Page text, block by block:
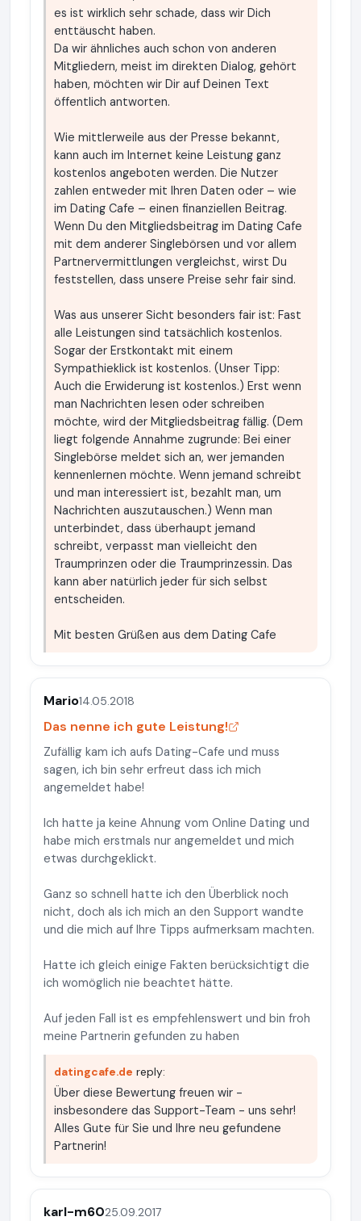
es ist wirklich sehr schade, dass wir Dich
enttäuscht haben.
Da wir ähnliches auch schon von anderen
Mitgliedern, meist im direkten Dialog, gehört
haben, möchten wir Dir auf Deinen Text
öffentlich antworten.
Wie mittlerweile aus der Presse bekannt,
kann auch im Internet keine Leistung ganz
kostenlos angeboten werden. Die Nutzer
zahlen entweder mit Ihren Daten oder – wie
im Dating Cafe – einen finanziellen Beitrag.
Wenn Du den Mitgliedsbeitrag im Dating Cafe
mit dem anderer Singlebörsen und vor allem
Partnervermittlungen vergleichst, wirst Du
feststellen, dass unsere Preise sehr fair sind.
Was aus unserer Sicht besonders fair ist: Fast
alle Leistungen sind tatsächlich kostenlos.
Sogar der Erstkontakt mit einem
Sympathieklick ist kostenlos. (Unser Tipp:
Auch die Erwiderung ist kostenlos.) Erst wenn
man Nachrichten lesen oder schreiben
möchte, wird der Mitgliedsbeitrag fällig. (Dem
liegt folgende Annahme zugrunde: Bei einer
Singlebörse meldet sich an, wer jemanden
kennenlernen möchte. Wenn jemand schreibt
und man interessiert ist, bezahlt man, um
Nachrichten auszutauschen.) Wenn man
unterbindet, dass überhaupt jemand
schreibt, verpasst man vielleicht den
Traumprinzen oder die Traumprinzessin. Das
kann aber natürlich jeder für sich selbst
entscheiden.
Mit besten Grüßen aus dem Dating Cafe
Mario14.05.2018
Das nenne ich gute Leistung!
Zufällig kam ich aufs Dating-Cafe und muss
sagen, ich bin sehr erfreut dass ich mich
angemeldet habe!
Ich hatte ja keine Ahnung vom Online Dating und
habe mich erstmals nur angemeldet und mich
etwas durchgeklickt.
Ganz so schnell hatte ich den Überblick noch
nicht, doch als ich mich an den Support wandte
und die mich auf Ihre Tipps aufmerksam machten.
Hatte ich gleich einige Fakten berücksichtigt die
ich womöglich nie beachtet hätte.
Auf jeden Fall ist es empfehlenswert und bin froh
meine Partnerin gefunden zu haben
datingcafe.de reply:
Über diese Bewertung freuen wir -
insbesondere das Support-Team - uns sehr!
Alles Gute für Sie und Ihre neu gefundene
Partnerin!
karl-m6025.09.2017